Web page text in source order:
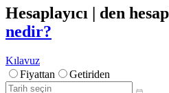
Hesaplayıcı | den
nedir?
Kılavuz
Fiyattan
Getiriden